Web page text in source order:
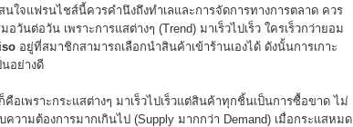
ใจแฟรนไชส์นี้ควรคำนึงถึงทำเลและการจัดการทางการตลาด ควร
วันต่อวัน เพราะการแสต่างๆ (Trend) มาเร็วไปเร็ว ใครเร็วกว่ายอม
อยู่ที่สมาชิกสามารถเลือกนำสินค้าเข้าร้านเองได้ ดังนั้นการเกาะ
อย่างดี
าะกระแสต่างๆ มาเร็วไปเร็วแต่สินค้าทุกชิ้นเป็นการซื้อขาด ไม่
วามต้องการมากเกินไป (Supply มากกว่า Demand) เมื่อกระแสหมด